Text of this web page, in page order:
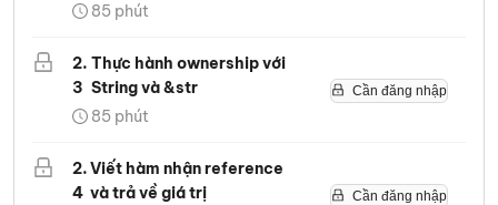
85 phút
2.
3
Thực hành ownership với
String và &str
85 phút
Cần đăng nhập
2.
4
Viết hàm nhận reference
và trả về giá trị
Cần đăng nhập